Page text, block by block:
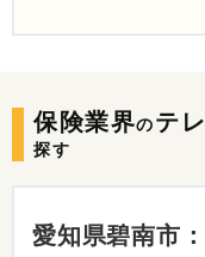
保険業界のテ
探す
愛知県碧南市